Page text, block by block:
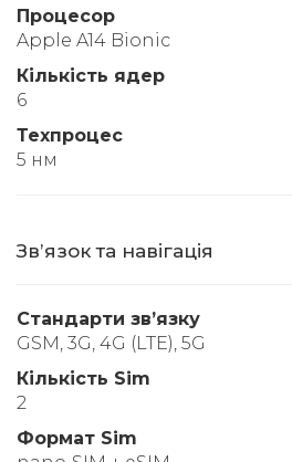
Процесор
Apple A14 Bionic
Кількість ядер
6
Техпроцес
5 нм
Звʼязок та навігація
Стандарти звʼязку
GSM, 3G, 4G (LTE), 5G
Кількість Sim
2
Формат Sim